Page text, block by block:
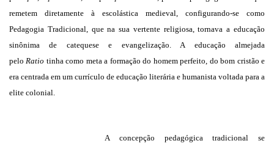
remetem diretamente à escolástica medieval, configurando-se como
Pedagogia Tradicional, que na sua vertente religiosa, tornava a educação
sinônima de catequese e evangelização. A educação almejada
pelo Ratio tinha como meta a formação do homem perfeito, do bom cristão e
era centrada em um currículo de educação literária e humanista voltada para a
elite colonial.
A concepção pedagógica tradicional se